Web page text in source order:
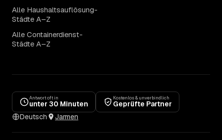
Alle Haushaltsauflösung-
Städte A–Z
Alle Containerdienst-
Städte A–Z
Antwort oft in
unter 30 Minuten
Kostenlos & unverbindlich
Geprüfte Partner
Deutsch
Jarmen